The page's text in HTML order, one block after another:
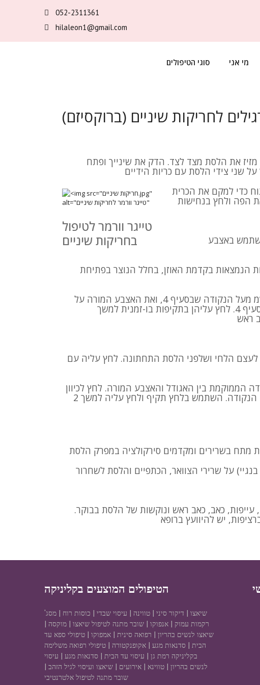
052-2311361
hilaleon1@gmail.com
סוגי הטיפולים מי אני
לחריקות שיניים (ברוקסיזם)
את הלסת מצד לצד. הדק את שינייך ופתח
שני צידי הלסת עם כריות הידיים
טייגר וורמר לטיפול
בחריקות שיניים
כדי למקם את הכרית
הפה ולחץ בנחישות
באצבע
הנמצאות בקדמת האוזן, בחלל הנוצר בפתיחת
הנח את הקמיצה על נקודה הנמצאת חצי ס”מ מעל הנקודה שבסעיף 4, ואת האצבע המורה על
למשך
ראש
הלחי ושלפני הלסת התחתונה. לחץ עליה עם
הממוקמת בין האגודל והאצבע המורה. לחץ לכיוון
האצבע המורה עם כרית האגודל השני לגירוי הנקודה. השתמש בלחץ תקיף ולחץ עליה למשך 2
מתח בשרירים ומקדמים סירקולציה במפרק הלסת
על שרירי הצוואר, הכתפיים והלסת לשחרור
עייפות, כאב, כאב ראש ונוקשות של הלסת בבוקר.
הטיפולים המוצעים בקליניקה
שיאצו | דיקור סיני | טווינה | עיסוי שבדי | כוסות רוח | מסג'
רקמות עמוק | אנפוקו | שובר מתנה לטיפול שיאצו | מוקסה |
שיאצו לנשים בהריון | רפואה סינית | אמפוקו | טיפולי ספא עד
הבית | סדנאות מגע | אקופנקטורה | טיפולי רפואה משלימה
בקליניקה רמת גן | עיסוי עד הבית | סדנאות מגע | עיסוי
לנשים בהריון | טווינא | אירועים | שיאצו ועיסוי לגיל הזהב |
שובר מתנה לטיפול אלטרנטיבי